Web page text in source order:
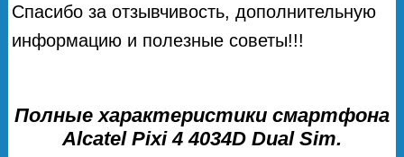
Спасибо за отзывчивость, дополнительную
информацию и полезные советы!!!
Полные характеристики смартфона
Alcatel Pixi 4 4034D Dual Sim.